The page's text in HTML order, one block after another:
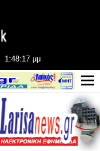
1:48:18 μμ